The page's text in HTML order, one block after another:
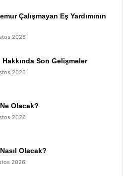
Çalışmayan Eş Yardımının
2026
Hakkında Son Gelişmeler
2026
Olacak?
2026
Olacak?
2026